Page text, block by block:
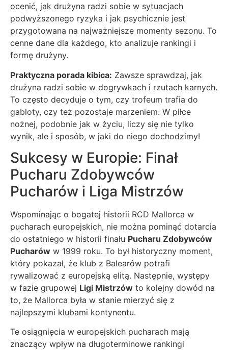
ocenić, jak drużyna radzi sobie w sytuacjach
podwyższonego ryzyka i jak psychicznie jest
przygotowana na najważniejsze momenty sezonu. To
cenne dane dla każdego, kto analizuje rankingi i
formę drużyny.
Praktyczna porada kibica: Zawsze sprawdzaj, jak
drużyna radzi sobie w dogrywkach i rzutach karnych.
To często decyduje o tym, czy trofeum trafia do
gabloty, czy też pozostaje marzeniem. W piłce
nożnej, podobnie jak w życiu, liczy się nie tylko
wynik, ale i sposób, w jaki do niego dochodzimy!
Sukcesy w Europie: Finał
Pucharu Zdobywców
Pucharów i Liga Mistrzów
Wspominając o bogatej historii RCD Mallorca w
pucharach europejskich, nie można pominąć dotarcia
do ostatniego w historii finału Pucharu Zdobywców
Pucharów w 1999 roku. To był historyczny moment,
który pokazał, że klub z Balearów potrafi
rywalizować z europejską elitą. Następnie, występy
w fazie grupowej Ligi Mistrzów to kolejny dowód na
to, że Mallorca była w stanie mierzyć się z
najlepszymi klubami kontynentu.
Te osiągnięcia w europejskich pucharach mają
znaczący wpływ na długoterminowe rankingi